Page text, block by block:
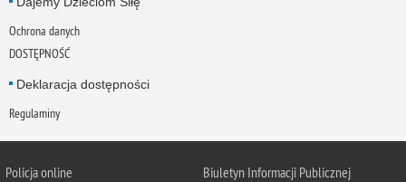
Ochrona danych
DOSTĘPNOŚĆ
Deklaracja dostępności
Regulaminy
Policja online
Biuletyn Informacji Publicznej